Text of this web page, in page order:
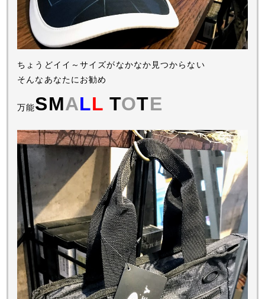
ちょうどイイ～サイズがなかなか見つからない
そんなあなたにお勧め
万能SMALL TOTE